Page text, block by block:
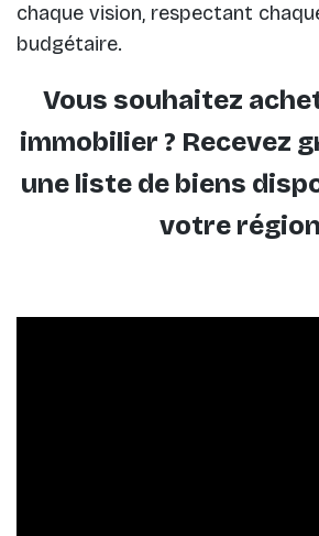
chaque vision, respectant
budgétaire.
Vous souhaitez
immobilier ? Recevez
une liste de biens
votre